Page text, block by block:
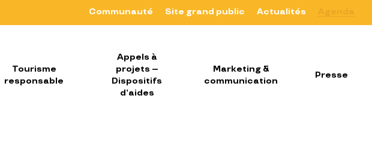
Communauté Site grand public Actualités
Tourisme
responsable
Appels à
projets –
Dispositifs
d’aides
Marketing &
communication
Presse